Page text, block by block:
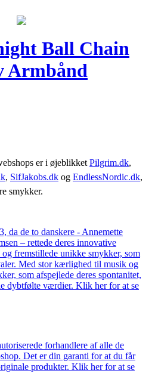
Ball Chain
Armbånd
er i øjeblikket Pilgrim.dk,
, SifJakobs.dk og EndlessNordic.dk,
smykker.
da de to danskere - Annemette
– rettede deres innovative
fremstillede unikke smykker, som
Med stor kærlighed til musik og
som afspejlede deres spontanitet,
dybtfølte værdier. Klik her for at se
forhandlere af alle de
Det er din garanti for at du får
produkter. Klik her for at se